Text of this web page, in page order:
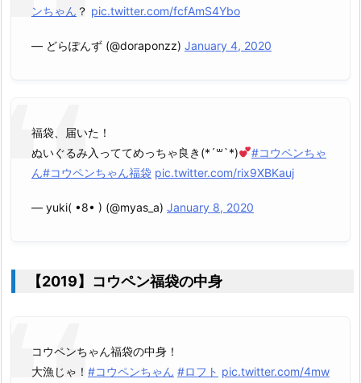
ンちゃん ？ pic.twitter.com/fcfAmS4Ybo
— どらぽんず (@doraponzz) January 4, 2020
福袋、届いた！
ぬいぐるみ入っててめっちゃ良き(*´꒳`*)
#コウペンちゃ
ん#コウペンちゃん福袋 pic.twitter.com/rix9XBKauj
— yuki( •8• ) (@myas_a) January 8, 2020
【2019】コウペン福袋の中身
コウペンちゃん福袋の中身！
大漁じゃ！ #コウペンちゃん #ロフト pic.twitter.com/4mw